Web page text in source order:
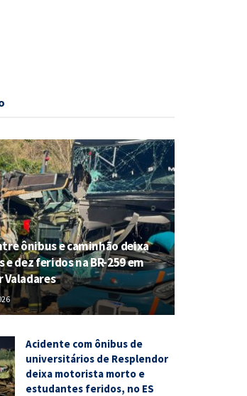
ônibus e caminhão deixa
dez feridos na BR-259 em
Valadares
Acidente com ônibus de
universitários de Resplendor
deixa motorista morto e
estudantes feridos, no ES